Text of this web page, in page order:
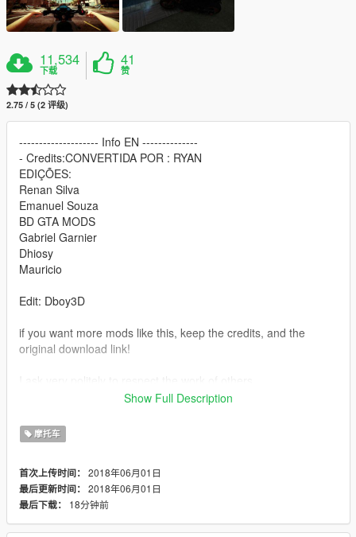
11,534
下载
41
赞
2.75 / 5 (2 评级)
-------------------- Info EN --------------
- Credits:CONVERTIDA POR : RYAN
EDIÇÕES:
Renan Silva
Emanuel Souza
BD GTA MODS
Gabriel Garnier
Dhiosy
Mauricio
Edit: Dboy3D
if you want more mods like this, keep the credits, and the
original download link!
--------------------------------------------------------------
-------------------- Info PT-BR --------------
- Credits:CONVERTIDA POR : RYAN
Renan Silva
Emanuel Souza
BD GTA MODS
Gabriel Garnier
Show Full Description
摩托车
首次上传时间： 2018年06月01日
最后更新时间： 2018年06月01日
最后下载：
18分钟前